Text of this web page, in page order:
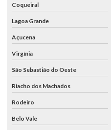
Coqueiral
Lagoa Grande
Açucena
Virgínia
São Sebastião do Oeste
Riacho dos Machados
Rodeiro
Belo Vale